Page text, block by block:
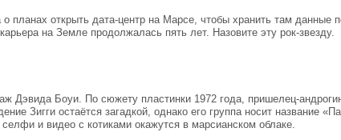
планах открыть дата-центр на Марсе, чтобы хранить там данные
на Земле продолжалась пять лет. Назовите эту рок-звезду.
Дэвида Боуи. По сюжету пластинки 1972 года, пришелец-
Зигги остаётся загадкой, однако его группа носит название
и видео с котиками окажутся в марсианском облаке.